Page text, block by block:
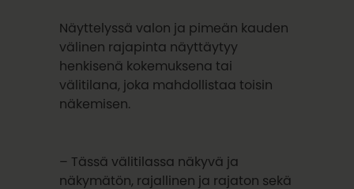
Näyttelyssä valon ja pimeän kauden
välinen rajapinta näyttäytyy
henkisenä kokemuksena tai
välitilana, joka mahdollistaa toisin
näkemisen.
– Tässä välitilassa näkyvä ja
näkymätön, rajallinen ja rajaton sekä